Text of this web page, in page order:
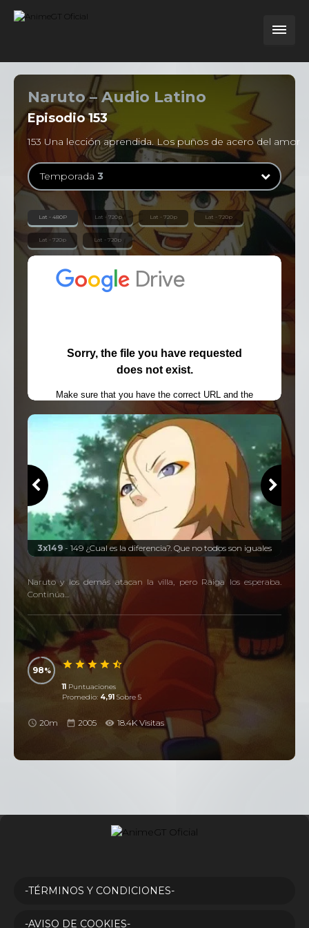
Naruto – Audio Latino
Episodio153
153 Una lección aprendida. Los puños de acero del amor
Temporada 3
Temporada1
52 Episodios
Temporada2
Temporada3
Lat - 480P Lat - 720p Lat - 720p Lat - 720p
Lat - 720p Lat - 720p
3x149 - 149 ¿Cual es la diferencia?. Que no todos son iguales
Naruto y los demás atacan la villa, pero Raiga los esperaba.
Continúa...
98
11 Puntuaciones
Promedio: 4,91 Sobre 5
20m 2005 18.4K Visitas
-TÉRMINOS Y CONDICIONES-
-AVISO DE COOKIES-